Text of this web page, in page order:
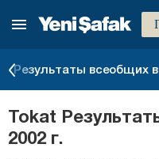
Результаты всеобщих
Tokat
2002 г.